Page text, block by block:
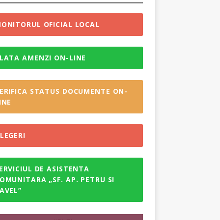
OFICIAL LOCAL
AMENZI ON-LINE
STATUS DOCUMENTE ON-
DE ASISTENTA
„SF. AP. PETRU SI